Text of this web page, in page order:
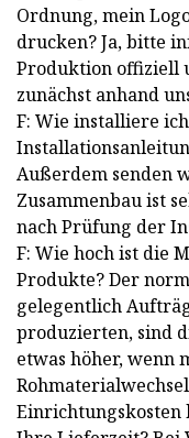
Ordnung, mein
drucken? Ja, bitte
Produktion offiziell
zunächst anhand
F: Wie installiere
Außerdem senden
Zusammenbau ist
nach Prüfung der
F: Wie hoch ist die
Produkte? Der
gelegentlich
produzierten, sind
etwas höher, wenn
Einrichtungskosten